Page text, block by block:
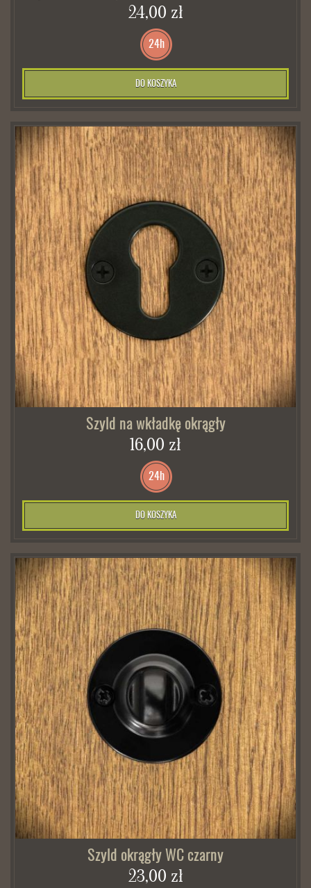
24,00 zł
24h
DO KOSZYKA
Szyld na wkładkę okrągły
16,00 zł
24h
DO KOSZYKA
Szyld okrągły WC czarny
23,00 zł